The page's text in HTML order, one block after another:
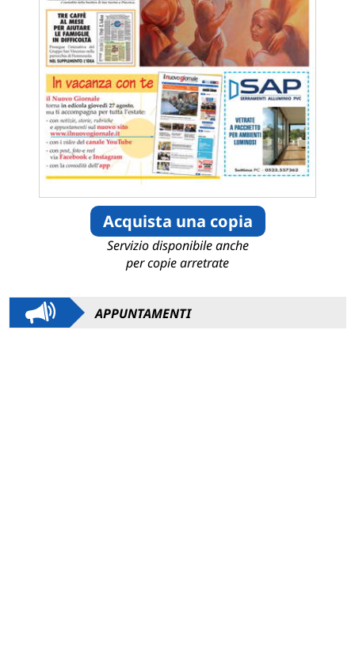
Acquista una copia
Servizio disponibile anche
per copie arretrate
APPUNTAMENTI